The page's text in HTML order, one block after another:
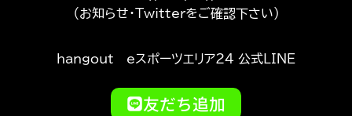
（お知らせ・Twitterをご確認下さい）
hangout eスポーツエリア24 公式LINE
友だち追加